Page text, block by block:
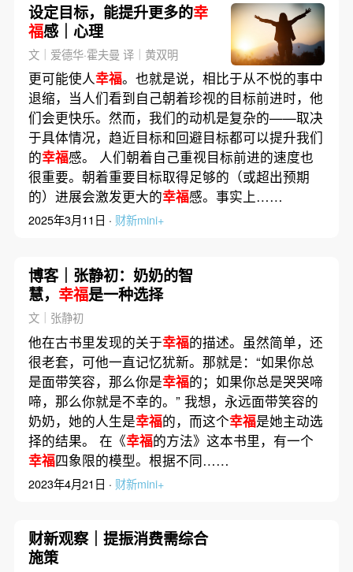
设定目标，能提升更多的幸
福感｜心理
文｜爱德华·霍夫曼 译｜黄双明
更可能使人幸福。也就是说，相比于从不悦的事中
退缩，当人们看到自己朝着珍视的目标前进时，他
们会更快乐。然而，我们的动机是复杂的——取决
于具体情况，趋近目标和回避目标都可以提升我们
的幸福感。 人们朝着自己重视目标前进的速度也
很重要。朝着重要目标取得足够的（或超出预期
的）进展会激发更大的幸福感。事实上……
2025年3月11日 · 财新mini+
博客｜张静初：奶奶的智
慧， 幸福是一种选择
文｜张静初
他在古书里发现的关于幸福的描述。虽然简单，还
很老套，可他一直记忆犹新。那就是：“如果你总
是面带笑容，那么你是幸福的；如果你总是哭哭啼
啼，那么你就是不幸的。” 我想，永远面带笑容的
奶奶，她的人生是幸福的，而这个幸福是她主动选
择的结果。 在《幸福的方法》这本书里，有一个
幸福四象限的模型。根据不同……
2023年4月21日 · 财新mini+
财新观察｜提振消费需综合
施策